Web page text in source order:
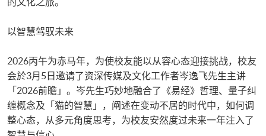
​​以智慧驾驭未来​
​​2026丙午为赤马年，为使校友能以从容心态迎接挑战，校友
会於3月5日邀请了资深传媒及文化工作者岑逸飞先生主讲
「2026前瞻」。岑先生巧妙地融合了​​《易经》哲理、量子纠
缠概念及「猫的智慧」​​，阐述在变动不居的时代中，如何调
整心态，从多元角度思考，为校友安然度过未来一年注入了